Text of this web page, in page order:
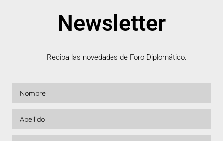
Newsletter
Reciba las novedades de Foro Diplomático.